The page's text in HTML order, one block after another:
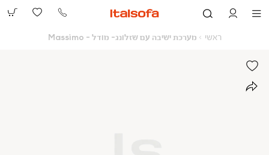
073-
ראשי ראשי
מערכת ישיבה עם שזלונג- מודל - Massimo